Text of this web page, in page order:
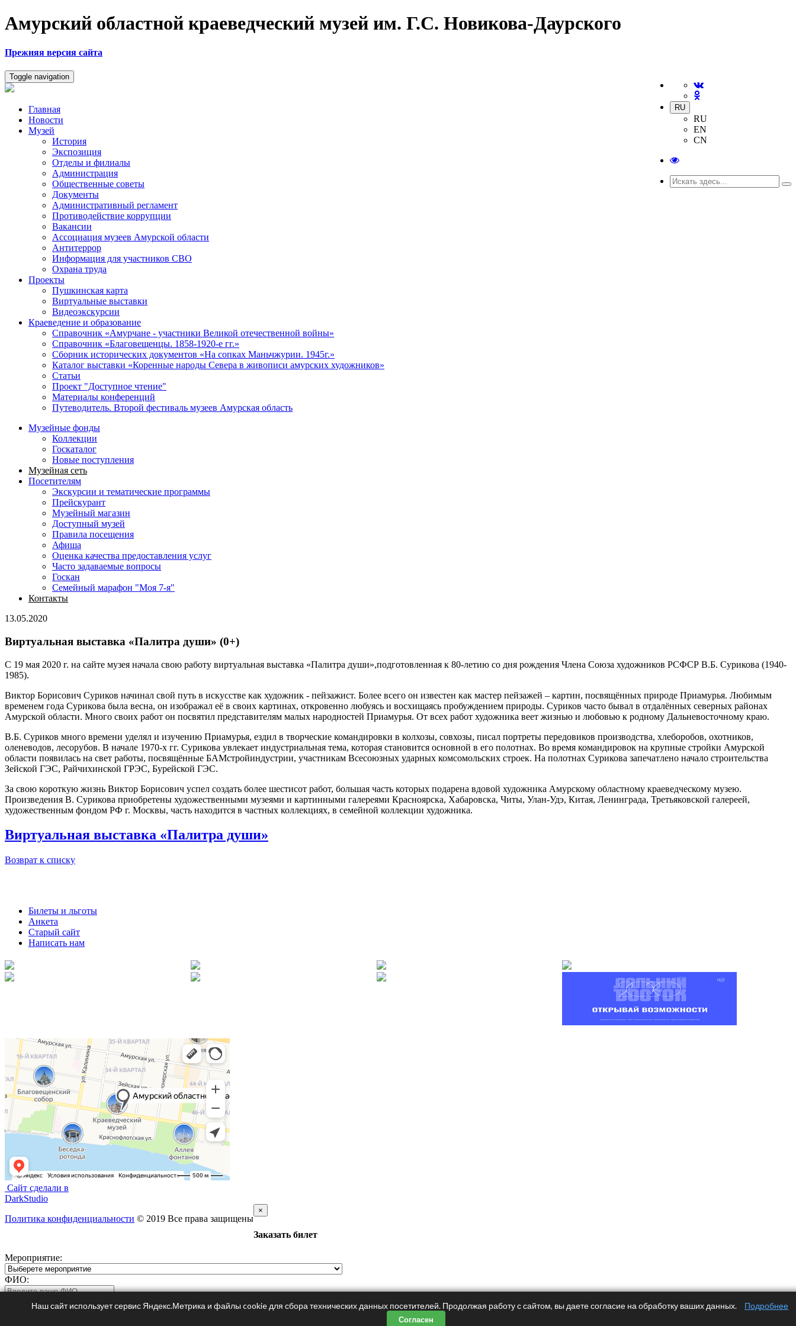
Амурский областной краеведческий музей им. Г.С. Новикова-Даурского
Прежняя версия сайта
RU
RU
EN
CN
Toggle navigation
Главная
Новости
Музей
История
Экспозиция
Отделы и филиалы
Администрация
Общественные советы
Документы
Административный регламент
Противодействие коррупции
Вакансии
Ассоциация музеев Амурской области
Антитеррор
Информация для участников СВО
Охрана труда
Проекты
Пушкинская карта
Виртуальные выставки
Видеоэкскурсии
Краеведение и образование
Справочник «Амурчане - участники Великой отечественной войны»
Справочник «Благовещенцы. 1858-1920-е гг.»
Сборник исторических документов «На сопках Маньчжурии. 1945г.»
Каталог выставки «Коренные народы Севера в живописи амурских художников»
Статьи
Проект "Доступное чтение"
Материалы конференций
Путеводитель. Второй фестиваль музеев Амурская область
Музейные фонды
Коллекции
Госкаталог
Новые поступления
Музейная сеть
Посетителям
Экскурсии и тематические программы
Прейскурант
Музейный магазин
Доступный музей
Правила посещения
Афиша
Оценка качества предоставления услуг
Часто задаваемые вопросы
Госкан
Семейный марафон "Моя 7-я"
Контакты
13.05.2020
Виртуальная выставка «Палитра души» (0+)
С 19 мая 2020 г. на сайте музея начала свою работу виртуальная выставка «Палитра души»,подготовленная к 80-летию со дня рождения Члена Союза художников РСФСР В.Б. Сурикова (1940-
1985).
Виктор Борисович Суриков начинал свой путь в искусстве как художник - пейзажист. Более всего он известен как мастер пейзажей – картин, посвящённых природе Приамурья. Любимым
временем года Сурикова была весна, он изображал её в своих картинах, откровенно любуясь и восхищаясь пробуждением природы. Суриков часто бывал в отдалённых северных районах
Амурской области. Много своих работ он посвятил представителям малых народностей Приамурья. От всех работ художника веет жизнью и любовью к родному Дальневосточному краю.
В.Б. Суриков много времени уделял и изучению Приамурья, ездил в творческие командировки в колхозы, совхозы, писал портреты передовиков производства, хлеборобов, охотников,
оленеводов, лесорубов. В начале 1970-х гг. Сурикова увлекает индустриальная тема, которая становится основной в его полотнах. Во время командировок на крупные стройки Амурской
области появилась на свет работы, посвящённые БАМстройиндустрии, участникам Всесоюзных ударных комсомольских строек. На полотнах Сурикова запечатлено начало строительства
Зейской ГЭС, Райчихинской ГРЭС, Бурейской ГЭС.
За свою короткую жизнь Виктор Борисович успел создать более шестисот работ, большая часть которых подарена вдовой художника Амурскому областному краеведческому музею.
Произведения В. Сурикова приобретены художественными музеями и картинными галереями Красноярска, Хабаровска, Читы, Улан-Удэ, Китая, Ленинграда, Третьяковской галереей,
художественным фондом РФ г. Москвы, часть находится в частных коллекциях, в семейной коллекции художника.
Виртуальная выставка «Палитра души»
Возврат к списку
Билеты и льготы
Анкета
Старый сайт
Написать нам
Сайт сделали в
DarkStudio
Политика конфиденциальности © 2019 Все права защищены
×
Заказать билет
Мероприятие:
ФИО:
Телефон:Наш сайт использует сервис Яндекс.Метрика и файлы cookie для сбора технических данных посетителей. Продолжая работу с сайтом, вы даете согласие на обработку ваших данных. Подробнее
Согласен